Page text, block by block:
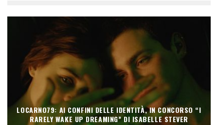
LOCARNO79: AI CONFINI DELLE IDENTITÀ, IN CONCORSO “I
RARELY WAKE UP DREAMING” DI ISABELLE STEVER